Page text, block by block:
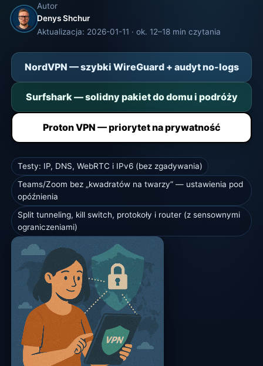
Autor
Denys Shchur
Aktualizacja: 2026-01-11 · ok. 12–18 min czytania
NordVPN — szybki WireGuard + audyt no-logs
Surfshark — solidny pakiet do domu i podróży
Proton VPN — priorytet na prywatność
Testy: IP, DNS, WebRTC i IPv6 (bez zgadywania)
Teams/Zoom bez „kwadratów na twarzy” — ustawienia pod
opóźnienia
Split tunneling, kill switch, protokoły i router (z sensownymi
ograniczeniami)